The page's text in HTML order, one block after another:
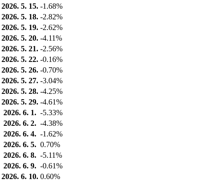
2026. 5. 15. -1.68%
2026. 5. 18. -2.82%
2026. 5. 19. -2.62%
2026. 5. 20. -4.11%
2026. 5. 21. -2.56%
2026. 5. 22. -0.16%
2026. 5. 26. -0.70%
2026. 5. 27. -3.04%
2026. 5. 28. -4.25%
2026. 5. 29. -4.61%
2026. 6. 1. -5.33%
2026. 6. 2. -4.38%
2026. 6. 4. -1.62%
2026. 6. 5. 0.70%
2026. 6. 8. -5.11%
2026. 6. 9. -0.61%
2026. 6. 10. 0.60%